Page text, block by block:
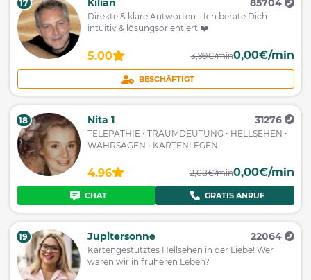
17 Kilian 85704
Direkte & klare Antworten - Ich berate Dich
intuitiv & lösungsorientiert.❤️
5.00 3,99€/min0,00€/min
BESCHÄFTIGT
18 Nita 1 31276
TELEPATHIE • TRAUMDEUTUNG • HELLSEHEN •
WAHRSAGEN • KARTENLEGEN
4.96 2,08€/min0,00€/min
CHAT GRATIS ANRUF
19 Jupitersonne 22064
Kartengestütztes Hellsehen in der Liebe! Wer
waren wir in früheren Leben?